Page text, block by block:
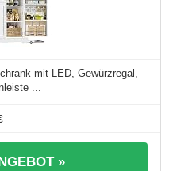
mit LED, Gewürzregal,
...
»